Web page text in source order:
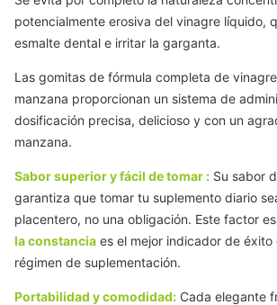
potencialmente erosiva del vinagre líquido,
esmalte dental e irritar la garganta.
Las gomitas de fórmula completa de vinagre
manzana proporcionan un sistema de
dosificación precisa, delicioso y con un
manzana.
Sabor superior yfácil de tomar : Su sabor
garantiza que tomar tu suplemento diario
placentero, no una obligación. Este factor
la constancia es el mejor indicador de éxito
régimen de suplementación.
Portabilidad y comodidad: Cada elegante